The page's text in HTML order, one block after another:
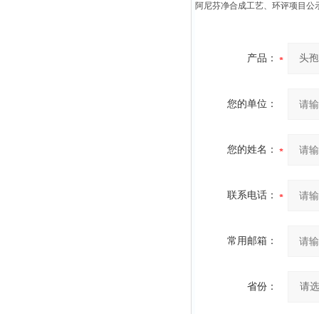
阿尼芬净合成工艺、环评项目
产品：
您的单位：
您的姓名：
联系电话：
常用邮箱：
省份：